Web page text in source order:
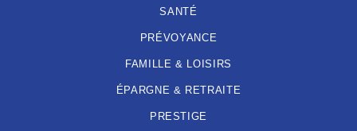
SANTÉ
PRÉVOYANCE
FAMILLE & LOISIRS
ÉPARGNE & RETRAITE
PRESTIGE